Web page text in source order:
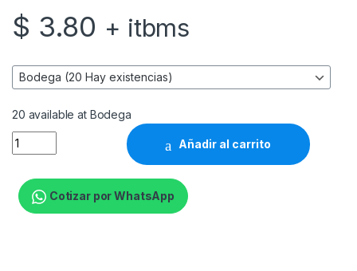
$ 3.80 + itbms
20 available at Bodega
Audífonos Inalámbricos Xtech XTH-630 Palladium con
Añadir al carrito
Cotizar por WhatsApp